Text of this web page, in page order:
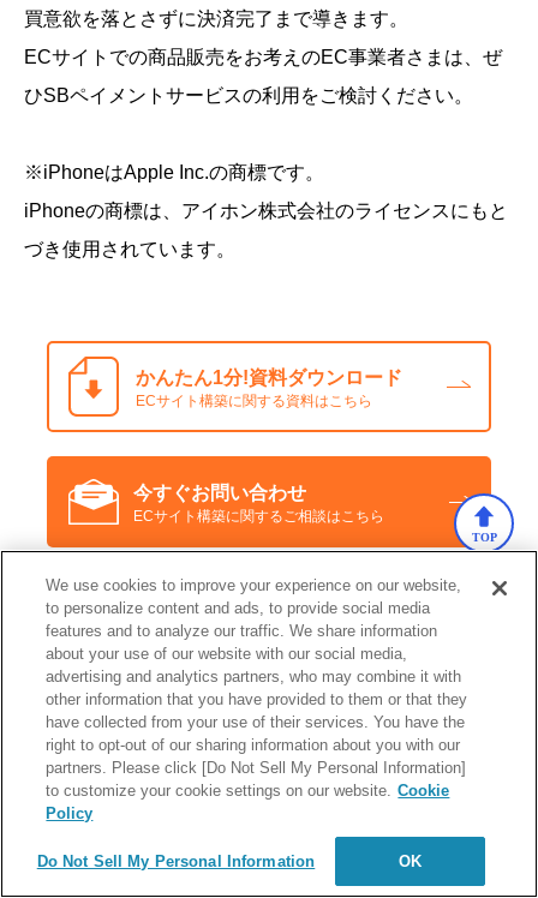
買意欲を落とさずに決済完了まで導きます。
ECサイトでの商品販売をお考えのEC事業者さまは、ぜ
ひSBペイメントサービスの利用をご検討ください。
※iPhoneはApple Inc.の商標です。
iPhoneの商標は、アイホン株式会社のライセンスにもと
づき使用されています。
かんたん1分!資料ダウンロード
ECサイト構築に関する資料はこちら
今すぐお問い合わせ
ECサイト構築に関するご相談はこちら
監修者情報
TOP
We use cookies to improve your experience on our website,
to personalize content and ads, to provide social media
features and to analyze our traffic. We share information
about your use of our website with our social media,
advertising and analytics partners, who may combine it with
other information that you have provided to them or that they
have collected from your use of their services. You have the
right to opt-out of our sharing information about you with our
partners. Please click [Do Not Sell My Personal Information]
to customize your cookie settings on our website. Cookie
Policy
Do Not Sell My Personal Information OK